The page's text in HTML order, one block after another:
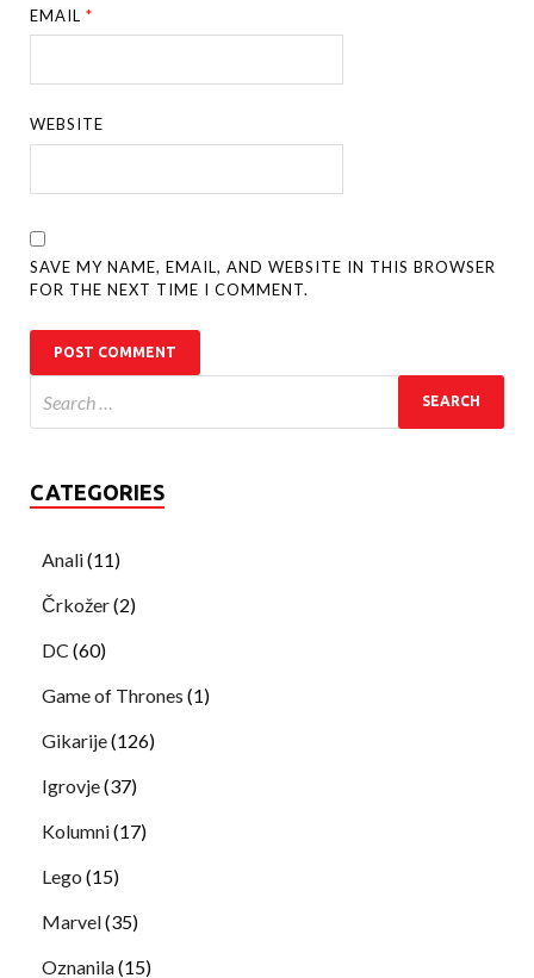
EMAIL*
WEBSITE
SAVE MY NAME, EMAIL, AND WEBSITE IN THIS BROWSER
FOR THE NEXT TIME I COMMENT.
CATEGORIES
Anali(11)
Črkožer(2)
DC (60)
Game of Thrones (1)
Gikarije(126)
Igrovje(37)
Kolumni(17)
Lego (15)
Marvel(35)
Oznanila(15)